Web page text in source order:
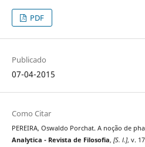
PDF
Publicado
07-04-2015
Como Citar
PEREIRA, Oswaldo Porchat. A noção de
Analytica - Revista de Filosofia, [S. l.], v.